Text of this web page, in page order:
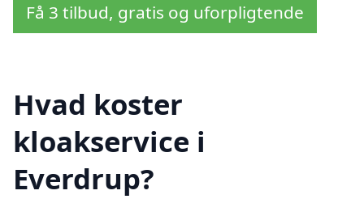
Få 3 tilbud, gratis og uforpligtende
Hvad koster
kloakservice i
Everdrup?